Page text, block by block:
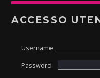
ACCESSO
Username
Password